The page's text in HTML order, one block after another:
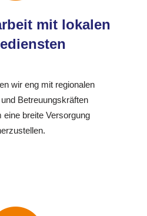
mit lokalen
wir eng mit regionalen
Betreuungskräften
breite Versorgung